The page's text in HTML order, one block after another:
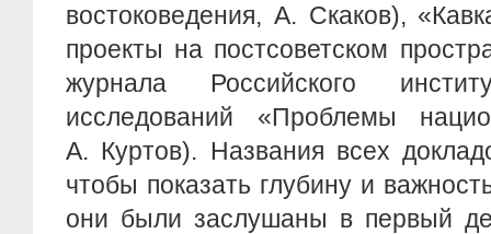
востоковедения, А. Скаков),
проекты на постсоветском
журнала Российского
исследований «Проблемы
А. Куртов). Названия всех
чтобы показать глубину и
они были заслушаны в первый